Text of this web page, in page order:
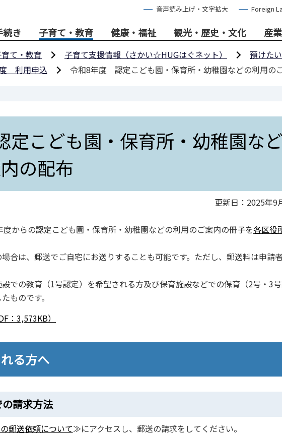
音声読み上げ・文字拡大 Foreign
続き 子育て・教育 健康・福祉 観光・歴史・文化 産
て・教育 子育て支援情報（さかい☆HUGはぐネット）
預けた
利用申込 令和8年度 認定こども園・保育所・幼稚園などの利用の
こども園・保育所・幼稚園な
の配布
更新日：2025年9
からの認定こども園・保育所・幼稚園などの利用のご案内の冊子を各区役
合は、郵送でご自宅にお送りすることも可能です。ただし、郵送料は申請
での教育（1号認定）を希望される方及び保育施設などでの保育（2号・3
ものです。
：3,573KB）
る方へ
請求方法
郵送依頼について≫にアクセスし、郵送の請求をしてください。